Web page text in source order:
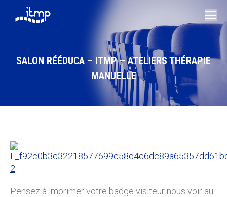
SALON RÉÉDUCA – ITMP – ATELIERS THÉRAPIE
MANUELLE
Vous êtes ici :
Pensez à imprimer votre badge visiteur nous voir au